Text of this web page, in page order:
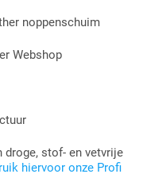
noppenschuim
Webshop
droge, stof- en vetvrije
hiervoor onze Profi